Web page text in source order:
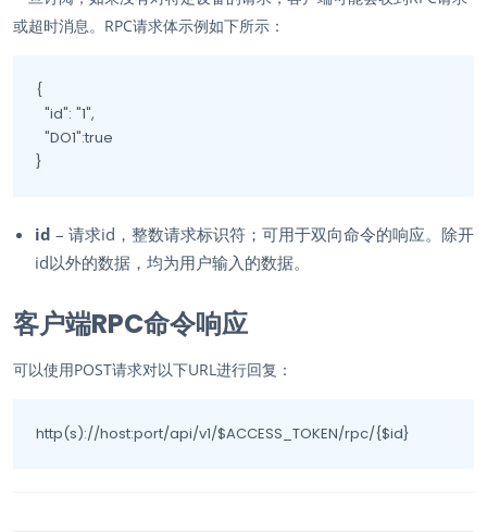
或超时消息。RPC请求体示例如下所示：
{
  "id": "1",
  "DO1":true
}
id – 请求id，整数请求标识符；可用于双向命令的响应。除开
id以外的数据，均为用户输入的数据。
客户端RPC命令响应
可以使用POST请求对以下URL进行回复：
http(s)://host:port/api/v1/$ACCESS_TOKEN/rpc/{$id}